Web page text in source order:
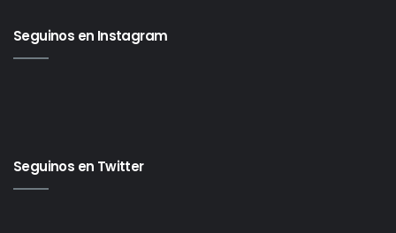
Seguinos en Instagram
Seguinos en Twitter